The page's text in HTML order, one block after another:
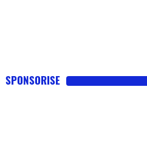
SPONSORISE